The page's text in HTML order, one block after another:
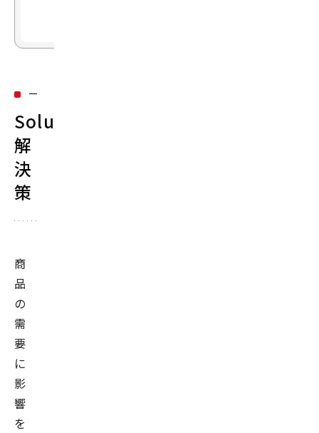
Solution：
解
決
策
商
品
の
需
要
に
影
響
を